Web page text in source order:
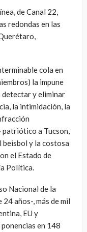
de Canal 22,
redondas en las
cola en
la impune
detectar y eliminar
la intimidación, la
patriótico a Tucson,
beisbol y la costosa
el Estado de
Política.
Nacional de la
años-, más de mil
EU y
en 148